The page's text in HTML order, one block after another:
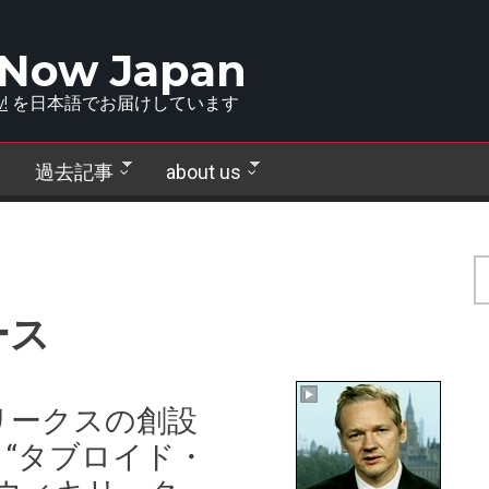
Japan
を日本語でお届けしています
過去記事 about us
クスの創設
タブロイド・